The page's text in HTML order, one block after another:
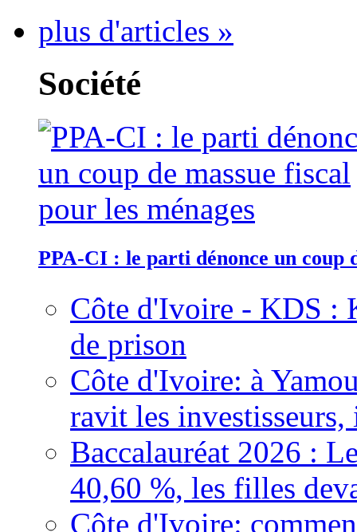
plus d'articles »
Société
PPA-CI : le parti dénonce un coup
Côte d'Ivoire - KDS :
de prison
Côte d'Ivoire: à
ravit les
Baccalauréat 2026 :
40,60 %, les filles
Côte d'Ivoire: